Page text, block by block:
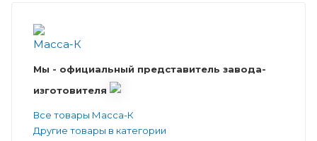
Мы - официальный представитель завода-
изготовителя
Все товары Масса-К
Другие товары в категории